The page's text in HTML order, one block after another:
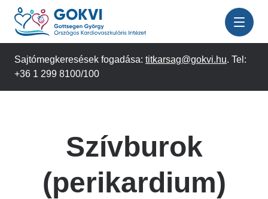
Ugrás
tartalomra
Sajtómegkeresések fogadása: titkarsag@gokvi.hu. Tel:
+36 1 299 8100/100
Szívburok
(perikardium)